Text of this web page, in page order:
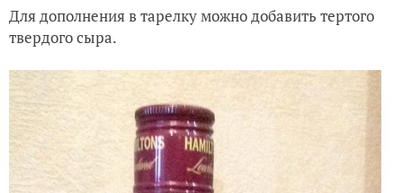
Для дополнения в тарелку можно добавить тертого
твердого сыра.